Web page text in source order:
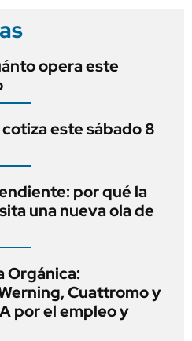
opera este
este sábado 8
por qué la
una nueva ola de
Orgánica:
Cuattromo y
por el empleo y